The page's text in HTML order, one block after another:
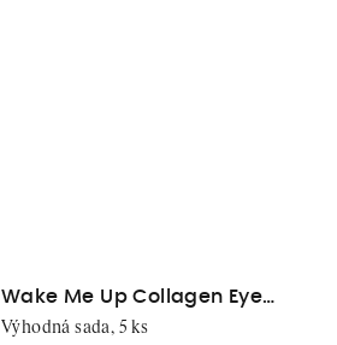
Wake Me Up Collagen Eye
Patches Box
Výhodná sada, 5 ks